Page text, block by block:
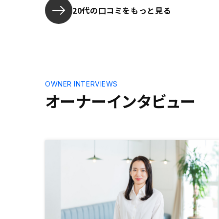
20代の口コミをもっと見る
オーナーインタビュー
OWNER INTERVIEWS